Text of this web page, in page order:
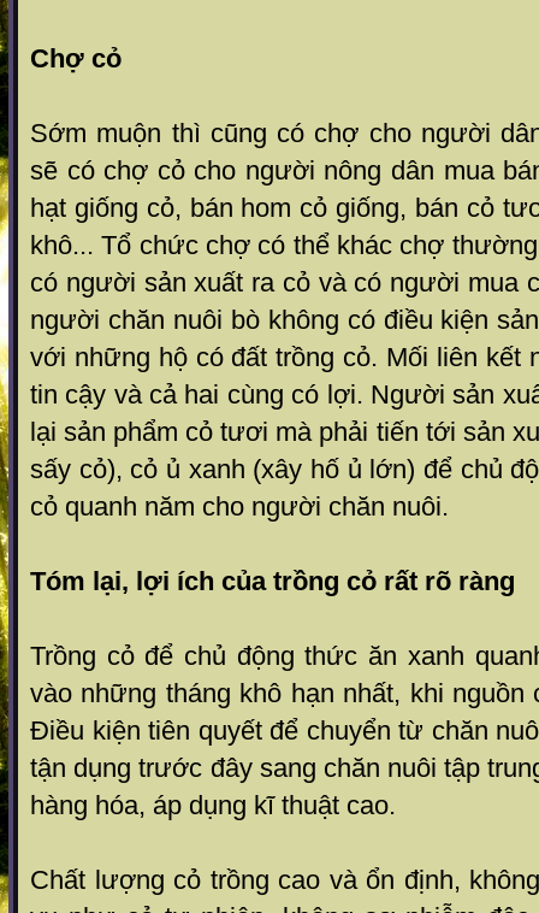
Chợ cỏ
Sớm muộn thì cũng có chợ cho ngư­ời
sẽ có chợ cỏ cho người nông dân mua
hạt giống cỏ, bán hom cỏ giống, bán cỏ
khô... Tổ chức chợ có thể khác chợ
có người sản xuất ra cỏ và có ngư­ời mua
ngư­ời chăn nuôi bò không có điều kiện
với những hộ có đất trồng cỏ. Mối liên kết
tin cậy và cả hai cùng có lợi. Ngư­ời sản
lại sản phẩm cỏ tư­ơi mà phải tiến tới sản
sấy cỏ), cỏ ủ xanh (xây hố ủ lớn) để chủ
cỏ quanh năm cho ng­ười chăn nuôi.
Tóm lại, lợi ích của trồng cỏ rất rõ ràng
Trồng cỏ để chủ động thức ăn xanh
vào những tháng khô hạn nhất, khi nguồn
Điều kiện tiên quyết để chuyển từ chăn
tận dụng tr­ước đây sang chăn nuôi tập
hàng hóa, áp dụng kĩ thuật cao.
Chất lượng cỏ trồng cao và ổn định,